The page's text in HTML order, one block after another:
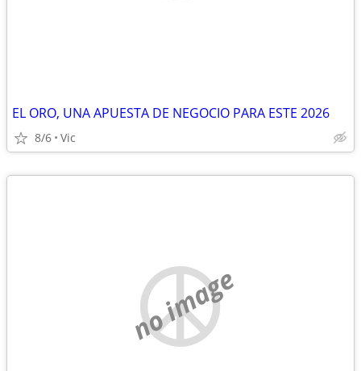
EL ORO, UNA APUESTA DE NEGOCIO PARA ESTE 2026
8/6 Vic
no image